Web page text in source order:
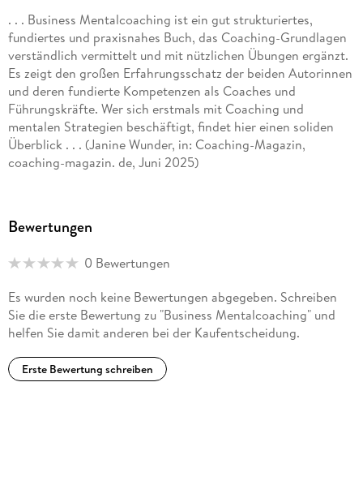
ist internationale HR Strategin, Wirtschaftspsychologin,
Mentalcoach und Consultant im Business sowie
Unternehmerin bei Sprungkraft Consulting.
. . . Business Mentalcoaching ist ein gut strukturiertes,
fundiertes und praxisnahes Buch, das Coaching-Grundlagen
verständlich vermittelt und mit nützlichen Übungen ergänzt.
Es zeigt den großen Erfahrungsschatz der beiden Autorinnen
und deren fundierte Kompetenzen als Coaches und
Führungskräfte. Wer sich erstmals mit Coaching und
mentalen Strategien beschäftigt, findet hier einen soliden
Überblick . . . (Janine Wunder, in: Coaching-Magazin,
coaching-magazin. de, Juni 2025)
Bewertungen
0 Bewertungen
Es wurden noch keine Bewertungen abgegeben. Schreiben
Sie die erste Bewertung zu "Business Mentalcoaching" und
helfen Sie damit anderen bei der Kaufentscheidung.
Erste Bewertung schreiben